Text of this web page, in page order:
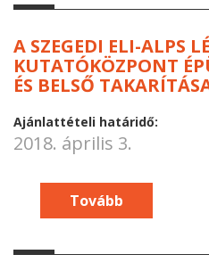
A SZEGEDI ELI-ALPS
KUTATÓKÖZPONT
ÉS BELSŐ
Ajánlattételi határidő:
2018. április 3.
Tovább